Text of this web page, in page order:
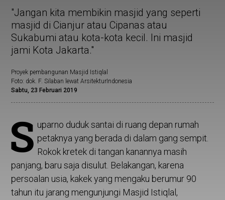
"Jangan kita membikin masjid yang seperti
masjid di Cianjur atau Cipanas atau
Sukabumi atau kota-kota kecil. Ini masjid
jami Kota Jakarta."
Proyek pembangunan Masjid Istiqlal
Foto: dok. F. Silaban lewat ArsitekturIndonesia
Sabtu, 23 Februari 2019
S uparno duduk santai di ruang depan rumah
petaknya yang berada di dalam gang sempit.
Rokok kretek di tangan kanannya masih
panjang, baru saja disulut. Belakangan, karena
persoalan usia, kakek yang mengaku berumur 90
tahun itu jarang mengunjungi Masjid Istiqlal,